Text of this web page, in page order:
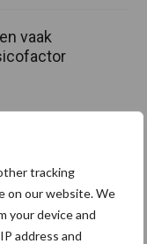
tracking
on our website. We
your device and
address and
vaak
en
in